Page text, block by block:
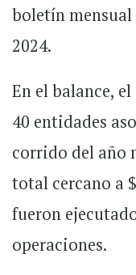
boletín
2024.
En el balance,
40 entidades
corrido del año
total cercano a
fueron
operaciones.